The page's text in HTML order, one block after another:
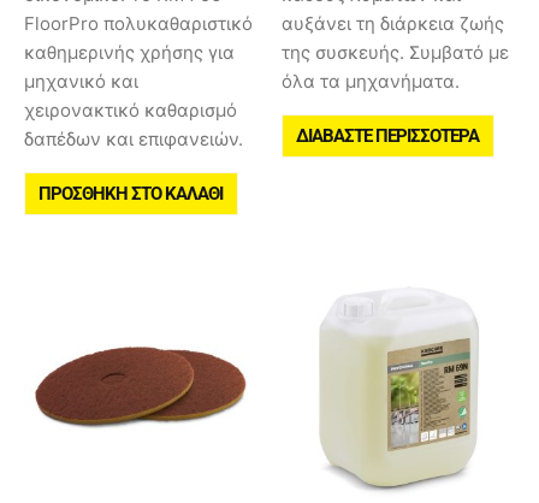
FloorPro πολυκαθαριστικό
καθημερινής χρήσης για
μηχανικό και
χειρονακτικό καθαρισμό
δαπέδων και επιφανειών.
ΠΡΟΣΘΉΚΗ ΣΤΟ ΚΑΛΆΘΙ
αυξάνει τη διάρκεια ζωής
της συσκευής. Συμβατό με
όλα τα μηχανήματα.
ΔΙΑΒΆΣΤΕ ΠΕΡΙΣΣΌΤΕΡΑ